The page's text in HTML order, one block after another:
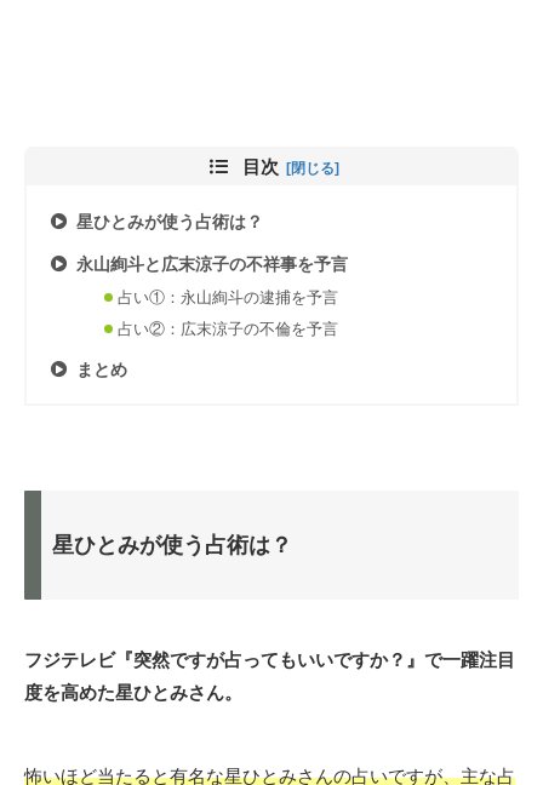
目次
星ひとみが使う占術は？
永山絢斗と広末涼子の不祥事を予言
占い①：永山絢斗の逮捕を予言
占い②：広末涼子の不倫を予言
まとめ
星ひとみが使う占術は？
フジテレビ『突然ですが占ってもいいですか？』で一躍注目
度を高めた星ひとみさん。
怖いほど当たると有名な星ひとみさんの占いですが、主な占